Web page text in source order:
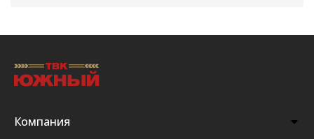
Компания